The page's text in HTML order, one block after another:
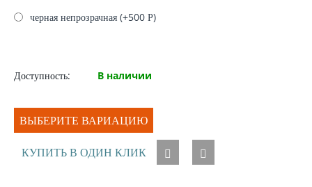
черная непрозрачная (+500 Р)
Доступность: В наличии
ВЫБЕРИТЕ ВАРИАЦИЮ
КУПИТЬ В ОДИН КЛИК